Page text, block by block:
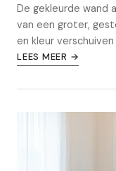
De gekleurde wand
van een groter,
en kleur
LEES MEER →